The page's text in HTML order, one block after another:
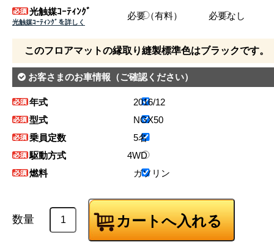
光触媒ｺｰﾃｨﾝｸﾞ
光触媒ｺｰﾃｨﾝｸﾞを詳しく
必要（有料） 必要なし
このフロアマットの縁取り縫製標準色はブラックです。
お客さまのお車情報 （ご確認ください）
年式
2016/12
型式
NGX50
乗員定数
5名
駆動方式
4WD
燃料
ガソリン
数量